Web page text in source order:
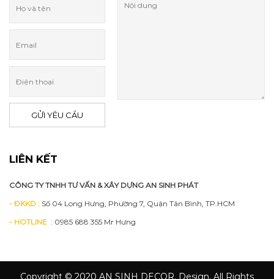
NHẬN MAIL
LIÊN KẾT
- HOTLINE :
0985 688 355 Mr Hưng